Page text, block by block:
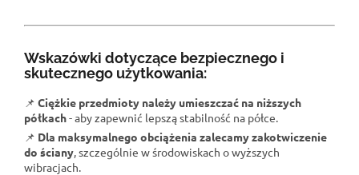
Wskazówki dotyczące bezpiecznego i
skutecznego użytkowania:
📌 Ciężkie przedmioty należy umieszczać na niższych
półkach- aby zapewnić lepszą stabilność na półce.
📌 Dla maksymalnego obciążenia zalecamy zakotwiczenie
do ściany , szczególnie w środowiskach o wyższych
wibracjach.